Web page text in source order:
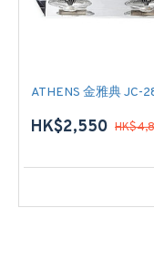
HK$2,550